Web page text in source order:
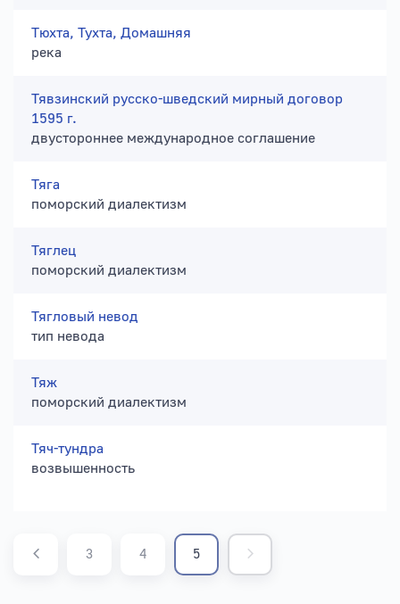
Тюхта, Тухта, Домашняя
река
Тявзинский русско-шведский мирный договор
1595 г.
двустороннее международное соглашение
Тяга
поморский диалектизм
Тяглец
поморский диалектизм
Тягловый невод
тип невода
Тяж
поморский диалектизм
Тяч-тундра
возвышенность
3 4 5